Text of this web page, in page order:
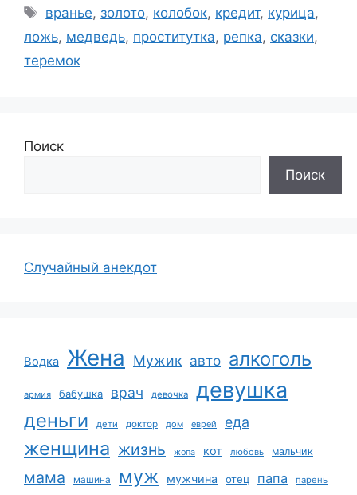
Метки
вранье, золото, колобок, кредит, курица,
ложь, медведь, проститутка, репка, сказки,
теремок
Поиск
Поиск
Случайный анекдот
Водка Жена Мужик авто алкоголь
армия бабушка врач девочка девушка
деньги дети доктор дом еврей еда
женщина жизнь жопа кот любовь мальчик
мама машина муж мужчина отец папа парень